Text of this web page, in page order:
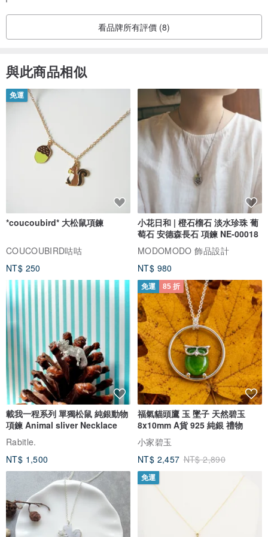
看品牌所有評價 (8)
與此商品相似
免運
*coucoubird* 大松鼠項鍊
COUCOUBIRD咕咕
NT$ 250
小花日和 | 橙石榴石 淡水珍珠 葡
萄石 安德森長石 項鍊 NE-00018
MODOMODO 飾品設計
NT$ 980
載我一程系列 單獨松鼠 純銀動物
項鍊 Animal sliver Necklace
Rabitle.
NT$ 1,500
免運 85 折
福氣貓頭鷹 玉 墜子 天然碧玉
8x10mm A貨 925 純銀 禮物
小家碧玉
NT$ 2,457 NT$ 2,890
免運